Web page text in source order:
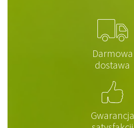
Darmowa
dostawa
Gwarancja